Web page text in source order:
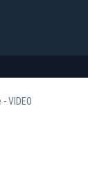
VIDEO